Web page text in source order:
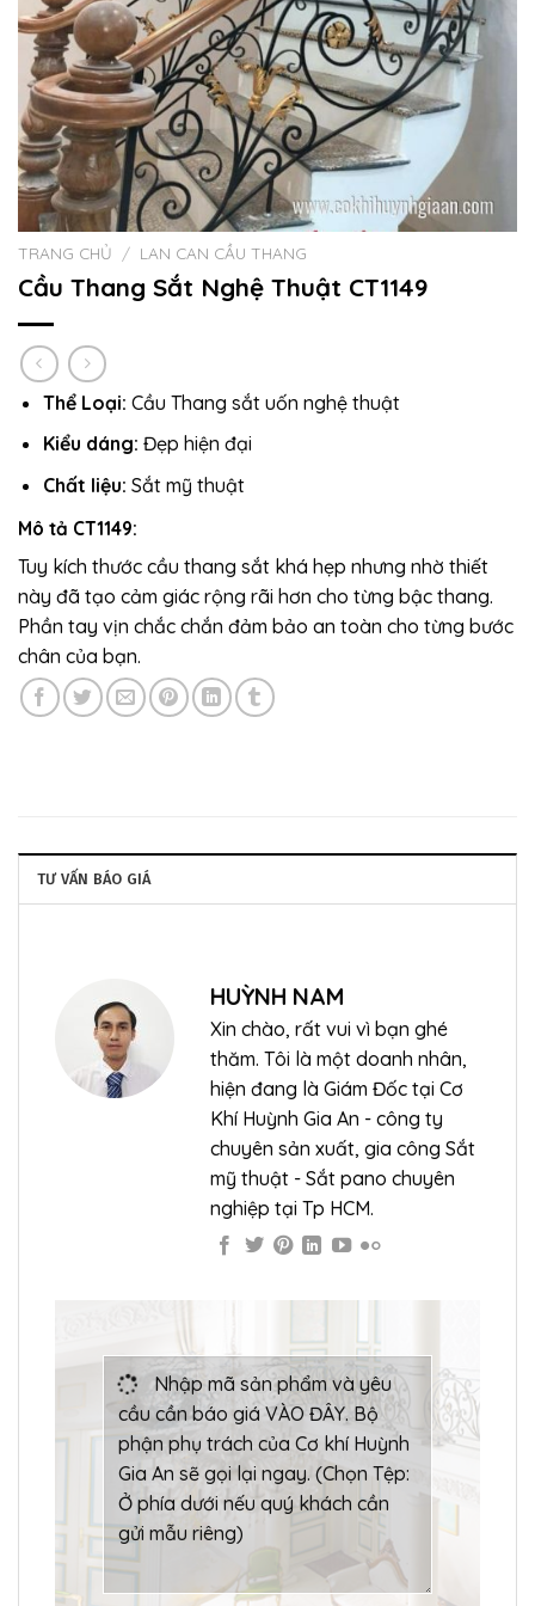
TRANG CHỦ / LAN CAN CẦU THANG
Cầu Thang Sắt Nghệ Thuật CT1149
Thể Loại: Cầu Thang sắt uốn nghệ thuật
Kiểu dáng: Đẹp hiện đại
Chất liệu: Sắt mỹ thuật
Mô tả CT1149:
Tuy kích thước cầu thang sắt khá hẹp nhưng nhờ thiết
này đã tạo cảm giác rộng rãi hơn cho từng bậc thang.
Phần tay vịn chắc chắn đảm bảo an toàn cho từng bước
chân của bạn.
TƯ VẤN BÁO GIÁ
HUỲNH NAM
Xin chào, rất vui vì bạn ghé
thăm. Tôi là một doanh nhân,
hiện đang là Giám Đốc tại Cơ
Khí Huỳnh Gia An - công ty
chuyên sản xuất, gia công Sắt
mỹ thuật - Sắt pano chuyên
nghiệp tại Tp HCM.